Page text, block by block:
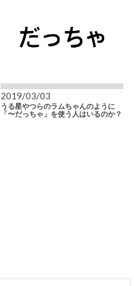
2019/03/03
うる星やつらのラムちゃんのように
「〜だっちゃ」を使う人はいるのか？